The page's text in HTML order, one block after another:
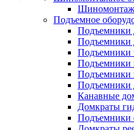
Подъемное
Подъемники
Подъемники
Подъемники
Подъемники
Подъемники
Канавные
Домкраты
Подъемники